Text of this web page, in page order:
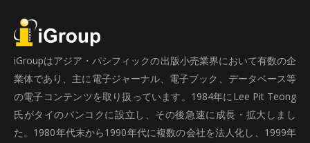
iGroupはアジア・パシフィックの出版小売業界において有数の企
業体であり、主に電子ジャーナル、電子ブック、データベース等
の電子コンテンツを取り扱っています。1984年にLee Pit Teong
氏がタイのバンコクに設立し、その後急速に成長・拡大しまし
た。1980年代末から1990年代に複数の会社を法人化し、1999年